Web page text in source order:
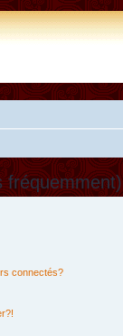
fréquemment)
connectés?